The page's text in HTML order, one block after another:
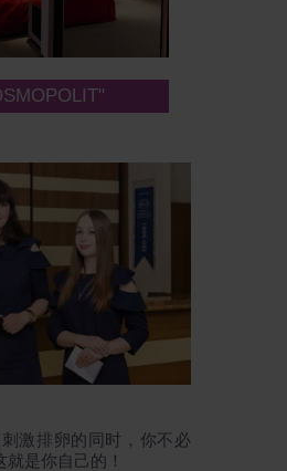
激排卵的同时，你不必
是你自己的！